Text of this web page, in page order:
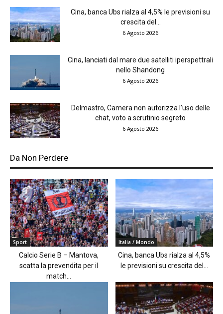
Cina, banca Ubs rialza al 4,5% le previsioni su
crescita del...
6 Agosto 2026
Cina, lanciati dal mare due satelliti iperspettrali
nello Shandong
6 Agosto 2026
Delmastro, Camera non autorizza l’uso delle
chat, voto a scrutinio segreto
6 Agosto 2026
Da Non Perdere
Sport
Calcio Serie B – Mantova,
scatta la prevendita per il
match...
Italia / Mondo
Cina, banca Ubs rialza al 4,5%
le previsioni su crescita del...